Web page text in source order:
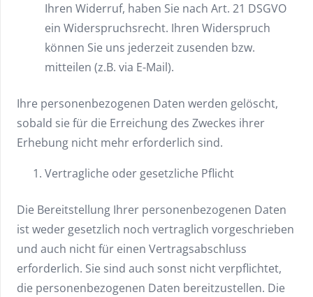
Ihren Widerruf, haben Sie nach Art. 21 DSGVO
ein Widerspruchsrecht. Ihren Widerspruch
können Sie uns jederzeit zusenden bzw.
mitteilen (z.B. via E-Mail).
Ihre personenbezogenen Daten werden gelöscht,
sobald sie für die Erreichung des Zweckes ihrer
Erhebung nicht mehr erforderlich sind.
Vertragliche oder gesetzliche Pflicht
Die Bereitstellung Ihrer personenbezogenen Daten
ist weder gesetzlich noch vertraglich vorgeschrieben
und auch nicht für einen Vertragsabschluss
erforderlich. Sie sind auch sonst nicht verpflichtet,
die personenbezogenen Daten bereitzustellen. Die